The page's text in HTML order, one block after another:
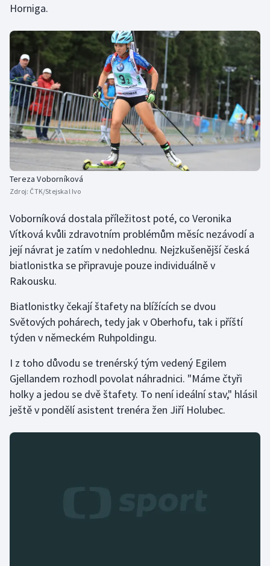
Motorsport
Olympijské hry
Parasport
Plavání
Plážový volejbal
Ragby
Rychlobruslení
Rychlostní kanoistika
Short track
Sportovní střelba
Stolní tenis
Triatlon
Veslování
Vodní slalom
Horniga.
Tereza Voborníková
Zdroj: ČTK/Stejskal Ivo
Voborníková dostala příležitost poté, co Veronika
Vítková kvůli zdravotním problémům měsíc nezávodí a
její návrat je zatím v nedohlednu. Nejzkušenější česká
biatlonistka se připravuje pouze individuálně v
Rakousku.
Biatlonistky čekají štafety na blížících se dvou
Světových pohárech, tedy jak v Oberhofu, tak i příští
týden v německém Ruhpoldingu.
I z toho důvodu se trenérský tým vedený Egilem
Gjellandem rozhodl povolat náhradnici. "Máme čtyři
holky a jedou se dvě štafety. To není ideální stav," hlásil
ještě v pondělí asistent trenéra žen Jiří Holubec.